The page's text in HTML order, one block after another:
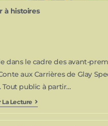
à histoires
dans le cadre des avant-
aux Carrières de Glay
Tout public à partir…
Lecture